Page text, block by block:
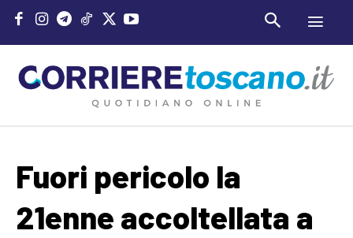
Fuori pericolo la
21enne accoltellata a